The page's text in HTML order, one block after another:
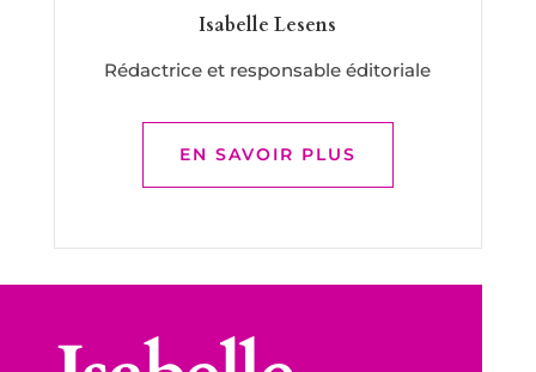
Isabelle Lesens
Rédactrice et responsable éditoriale
EN SAVOIR PLUS